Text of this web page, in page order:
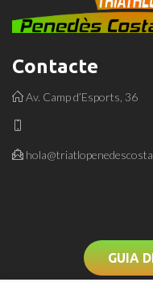
Contacte
Av. Camp d’Esports, 36
GUIA